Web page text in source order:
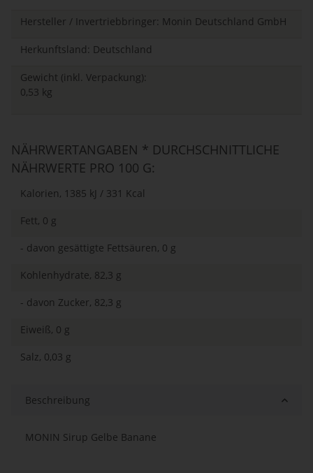
Hersteller / Invertriebbringer: Monin Deutschland GmbH
Herkunftsland: Deutschland
Gewicht (inkl. Verpackung):
0,53 kg
NÄHRWERTANGABEN * DURCHSCHNITTLICHE
NÄHRWERTE PRO 100 G:
Kalorien, 1385 kJ / 331 Kcal
Fett, 0 g
- davon gesättigte Fettsäuren, 0 g
Kohlenhydrate, 82,3 g
- davon Zucker, 82,3 g
Eiweiß, 0 g
Salz, 0,03 g
Beschreibung
MONIN Sirup Gelbe Banane